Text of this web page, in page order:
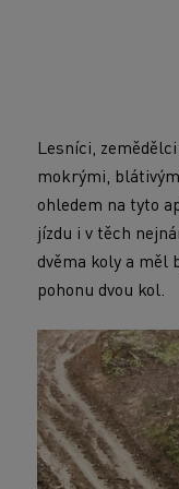
Lesníci,
mokrými,
ohledem na tyto
jízdu i v těch
dvěma koly a měl
pohonu dvou kol.